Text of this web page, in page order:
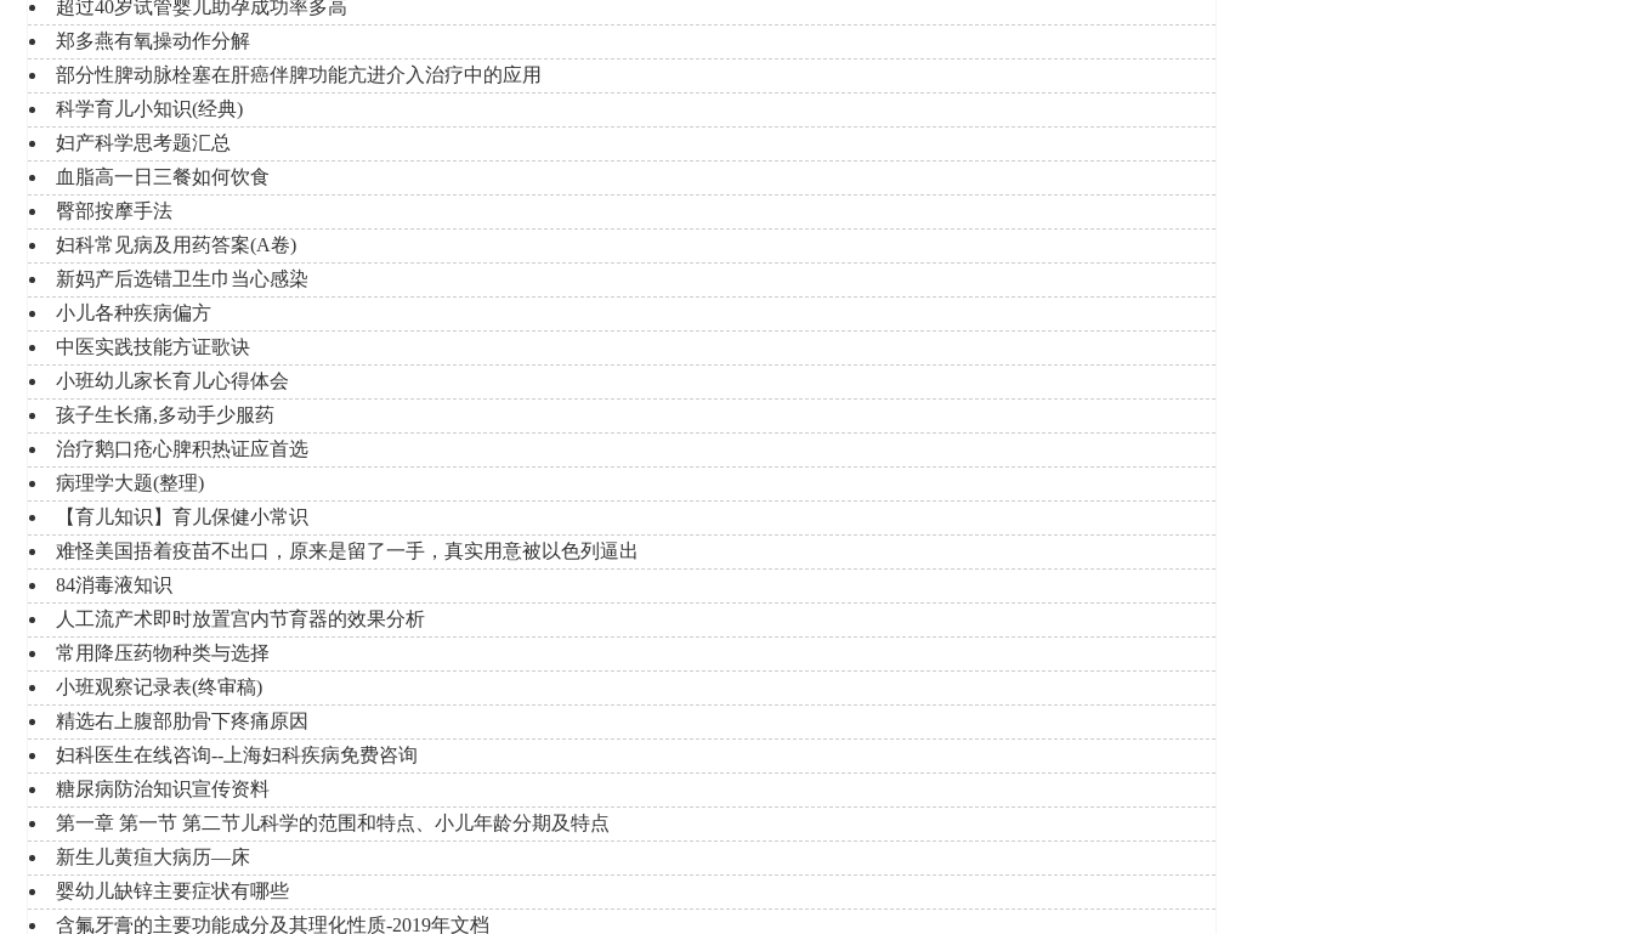
超过40岁试管婴儿助孕成功率多高
郑多燕有氧操动作分解
部分性脾动脉栓塞在肝癌伴脾功能亢进介入治疗中的应用
科学育儿小知识(经典)
妇产科学思考题汇总
血脂高一日三餐如何饮食
臀部按摩手法
妇科常见病及用药答案(A卷)
新妈产后选错卫生巾当心感染
小儿各种疾病偏方
中医实践技能方证歌诀
小班幼儿家长育儿心得体会
孩子生长痛,多动手少服药
治疗鹅口疮心脾积热证应首选
病理学大题(整理)
【育儿知识】育儿保健小常识
难怪美国捂着疫苗不出口，原来是留了一手，真实用意被以色列逼出
84消毒液知识
人工流产术即时放置宫内节育器的效果分析
常用降压药物种类与选择
小班观察记录表(终审稿)
精选右上腹部肋骨下疼痛原因
妇科医生在线咨询--上海妇科疾病免费咨询
糖尿病防治知识宣传资料
第一章 第一节 第二节儿科学的范围和特点、小儿年龄分期及特点
新生儿黄疸大病历—床
婴幼儿缺锌主要症状有哪些
含氟牙膏的主要功能成分及其理化性质-2019年文档